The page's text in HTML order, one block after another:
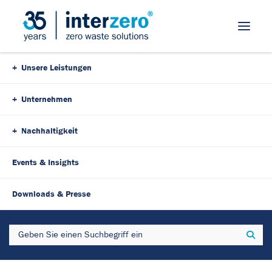
Skip Navigation
Unsere Leistungen
Unternehmen
Nachhaltigkeit
Events & Insights
Downloads & Presse
Search
Chemisches Recycling:
Expertenwissen und